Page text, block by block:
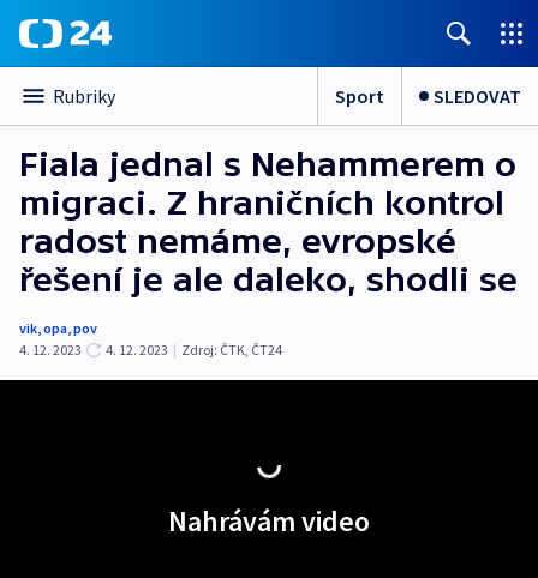
Rubriky Sport SLEDOVAT
Fiala jednal s Nehammerem o
migraci. Z hraničních kontrol
radost nemáme, evropské
řešení je ale daleko, shodli se
vik,opa,pov
4. 12. 2023
4. 12. 2023 | Zdroj: ČTK, ČT24
Nahrávám video